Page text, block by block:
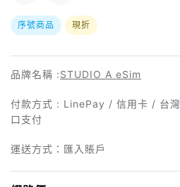
序號商品 現折
品牌名稱 :STUDIO A eSim
付款方式 : LinePay / 信用卡 / 台
口支付
運送方式：匯入賬戶